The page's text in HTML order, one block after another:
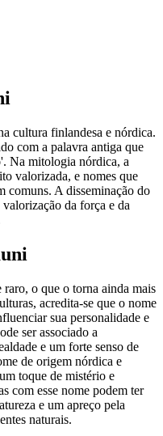
cultura finlandesa e nórdica.
com a palavra antiga que
Na mitologia nórdica, a
valorizada, e nomes que
comuns. A disseminação do
da força e da
o que o torna ainda mais
acredita-se que o nome
sua personalidade e
ser associado a
e um forte senso de
de origem nórdica e
toque de mistério e
com esse nome podem ter
e um apreço pela
naturais.